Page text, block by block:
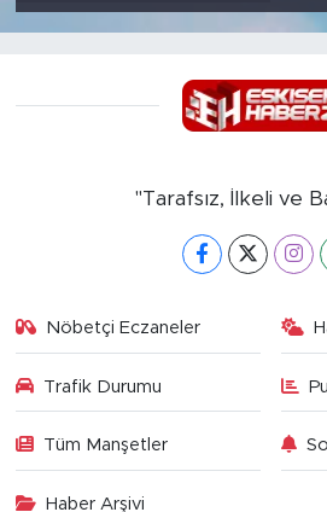
"Tarafsız, İlkeli ve
Nöbetçi Eczaneler
Trafik Durumu
Tüm Manşetler
Haber Arşivi